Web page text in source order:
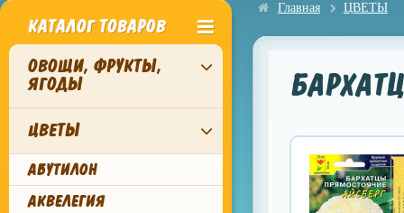
КАТАЛОГ ТОВАРОВ
ОВОЩИ, ФРУКТЫ,
ЯГОДЫ
ЦВЕТЫ
АБУТИЛОН
АКВЕЛЕГИЯ
Главная ЦВЕТЫ